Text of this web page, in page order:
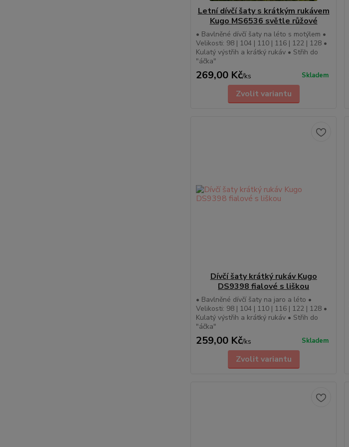
Letní dívčí šaty s krátkým rukávem
Kugo MS6536 světle růžové
• Bavlněné dívčí šaty na léto s motýlem •
Velikosti: 98 | 104 | 110 | 116 | 122 | 128 •
Kulatý výstřih a krátký rukáv • Střih do
"áčka"
269,00 Kč/ks Skladem
Zvolit variantu
Dívčí šaty krátký rukáv Kugo
DS9398 fialové s liškou
• Bavlněné dívčí šaty na jaro a léto •
Velikosti: 98 | 104 | 110 | 116 | 122 | 128 •
Kulatý výstřih a krátký rukáv • Střih do
"áčka"
259,00 Kč/ks Skladem
Zvolit variantu